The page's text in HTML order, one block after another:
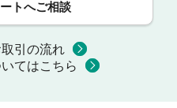
トへご相談
引の流れ
てはこちら